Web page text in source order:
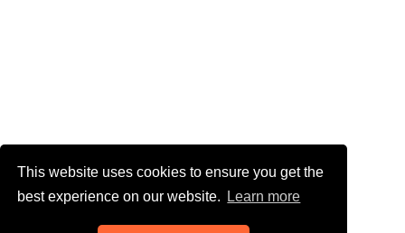
This website uses cookies to ensure you get the
best experience on our website.
Learn more